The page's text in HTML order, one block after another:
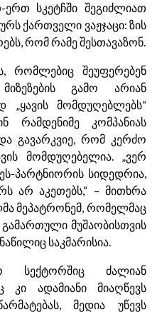
ერთ სკეტჩში შეგიძლიათ
ქართველი ვაჟჯაცი: ზის
რომ რამე შესთავაზონ.
რომლებიც შეუფერებენ
გამო არიან
„ყავის მომდუღებლებს“
კომპანიას
გავარკვიე, რომ კერძო
მომდუღებელია. „ვერ
პარტნიორის სიდედრია,
არ აკეთებს,“ – მითხრა
მეპატრონემ, რომელმაც
მუშაობისთვის
საკმარისია.
სექტორშიც ძალიან
ადამიანი მიაღწევს
მედია უწევს